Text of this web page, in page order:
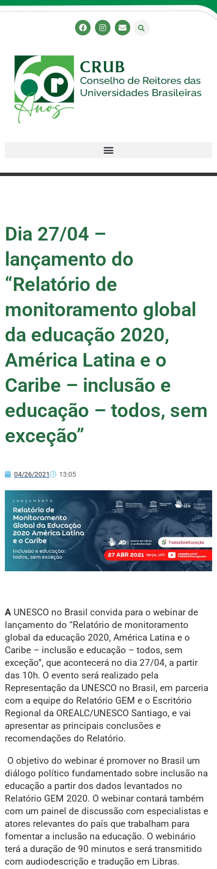
Dia 27/04 –
lançamento do
“Relatório de
monitoramento global
da educação 2020,
América Latina e o
Caribe – inclusão e
educação – todos, sem
exceção”
04/26/2021 13:05
A UNESCO no Brasil convida para o webinar de
lançamento do “Relatório de monitoramento
global da educação 2020, América Latina e o
Caribe – inclusão e educação – todos, sem
exceção”, que acontecerá no dia 27/04, a partir
das 10h. O evento será realizado pela
Representação da UNESCO no Brasil, em parceria
com a equipe do Relatório GEM e o Escritório
Regional da OREALC/UNESCO Santiago, e vai
apresentar as principais conclusões e
recomendações do Relatório.
O objetivo do webinar é promover no Brasil um
diálogo político fundamentado sobre inclusão na
educação a partir dos dados levantados no
Relatório GEM 2020. O webinar contará também
com um painel de discussão com especialistas e
atores relevantes do país que trabalham para
fomentar a inclusão na educação. O webinário
terá a duração de 90 minutos e será transmitido
com audiodescrição e tradução em Libras.